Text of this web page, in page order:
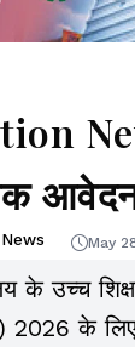
May
के उच्च
2026 के